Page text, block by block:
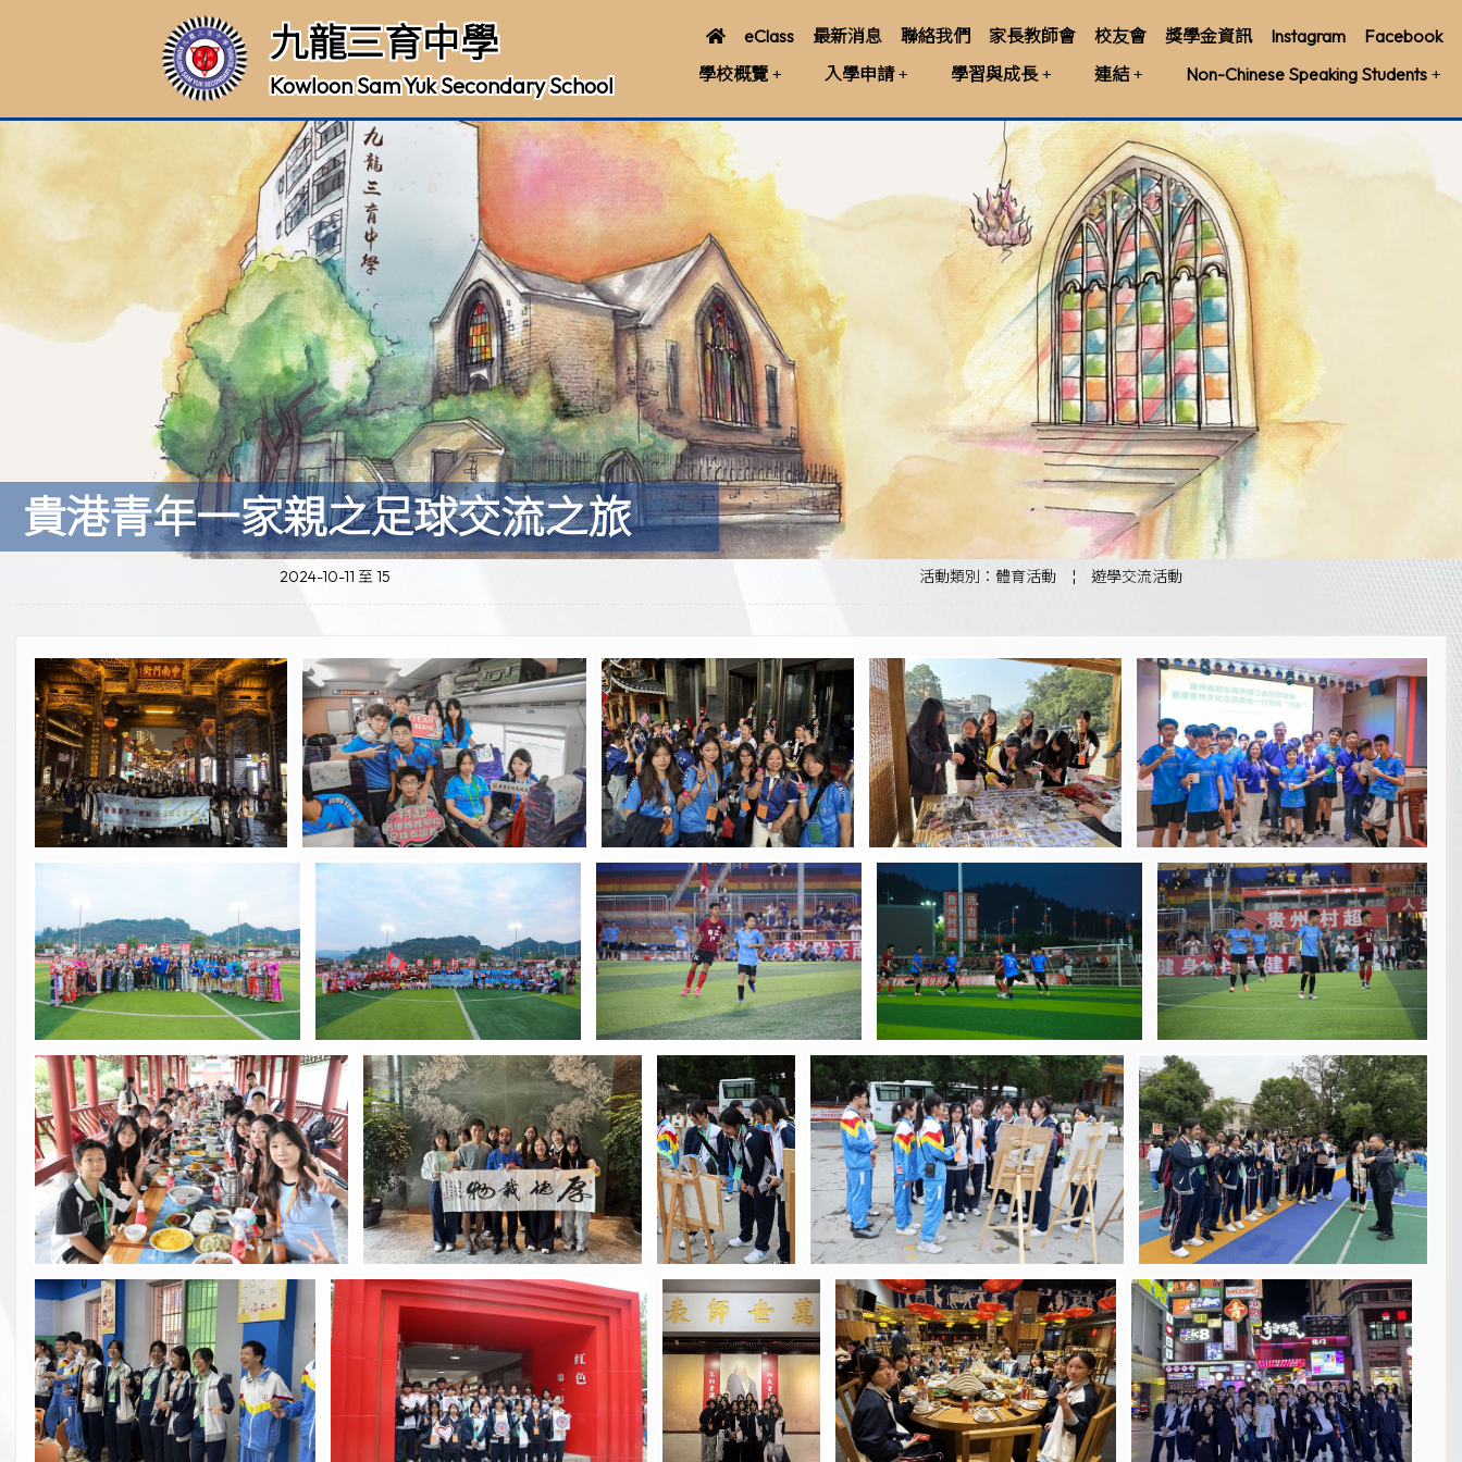
九龍三育中學
Kowloon Sam Yuk Secondary School
eClass 最新消息 聯絡我們 家長教師會 校友會 獎學金資訊 Instagram
Facebook
學校概覽
入學申請 學習與成長 連結 Non-Chinese Speaking Students
貴港青年一家親之足球交流之旅
2024-10-11 至 15 活動類別：體育活動 ¦ 遊學交流活動